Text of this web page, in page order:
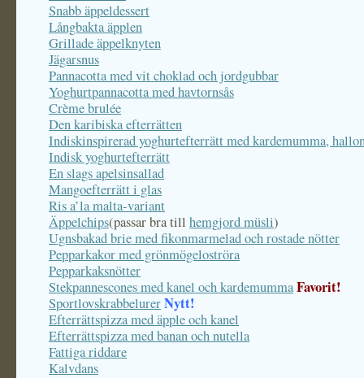
Snabb äppeldessert
Långbakta äpplen
Grillade äppelknyten
Jägarsnus
Pannacotta med vit choklad och jordgubbar
Yoghurtpannacotta med havtornsås
Crème brulée
Den karibiska efterrätten
Indiskinspirerad yoghurtefterrätt med kardemumma,
Indisk yoghurtefterrätt
En slags apelsinsallad
Mangoefterrätt i glas
Ris a’la malta-variant
Äppelchips(passar bra till hemgjord müsli)
Ugnsbakad brie med fikonmarmelad och rostade nötter
Pepparkakor med grönmögeloströra
Pepparkaksnötter
Stekpannescones med kanel och kardemummaFavorit!
SportlovskrabbelurerNytt!
Efterrättspizza med äpple och kanel
Efterrättspizza med banan och nutella
Fattiga riddare
Kalvdans